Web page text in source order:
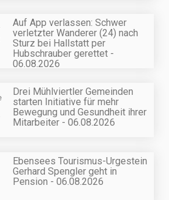
Auf App verlassen: Schwer
verletzter Wanderer (24) nach
Sturz bei Hallstatt per
Hubschrauber gerettet -
06.08.2026
Drei Mühlviertler Gemeinden
starten Initiative für mehr
Bewegung und Gesundheit ihrer
Mitarbeiter - 06.08.2026
Ebensees Tourismus-Urgestein
Gerhard Spengler geht in
Pension - 06.08.2026